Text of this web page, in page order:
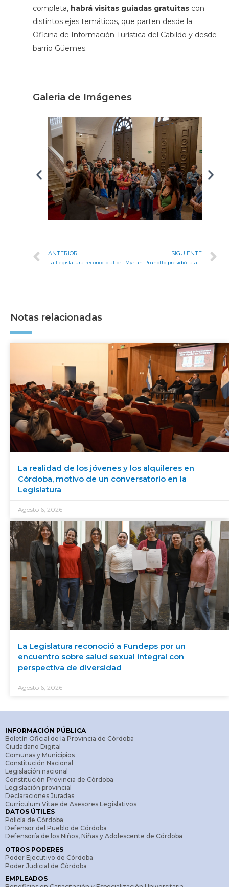
completa, habrá visitas guiadas gratuitascon
distintos ejes temáticos, que parten desde la
Oficina de Información Turística del Cabildo y desde
barrio Güemes.
Galeria de Imágenes
ANTERIOR
La Legislatura reconoció al programa Mundo Vecinal TV por sus 200 emisiones
SIGUIENTE
Notas relacionadas
La realidad de los jóvenes y los alquileres en
Córdoba, motivo de un conversatorio en la
Legislatura
Agosto 6, 2026
La Legislatura reconoció a Fundeps por un
encuentro sobre salud sexual integral con
perspectiva de diversidad
Agosto 6, 2026
INFORMACIÓN PÚBLICA
Boletín Oficial de la Provincia de Córdoba
Ciudadano Digital
Comunas y Municipios
Constitución Nacional
Legislación nacional
Constitución Provincia de Córdoba
Legislación provincial
Declaraciones Juradas
Curriculum Vitae de Asesores Legislativos
DATOS ÚTILES
Policía de Córdoba
Defensor del Pueblo de Córdoba
Defensoría de los Niños, Niñas y Adolescente de Córdoba
OTROS PODERES
Poder Ejecutivo de Córdoba
Poder Judicial de Córdoba
EMPLEADOS